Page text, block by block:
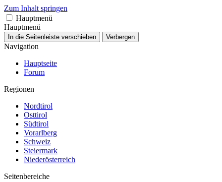
Zum Inhalt springen
Hauptmenü
Hauptmenü
In die Seitenleiste verschieben Verbergen
Navigation
Hauptseite
Forum
Regionen
Nordtirol
Osttirol
Südtirol
Vorarlberg
Schweiz
Steiermark
Niederösterreich
Seitenbereiche